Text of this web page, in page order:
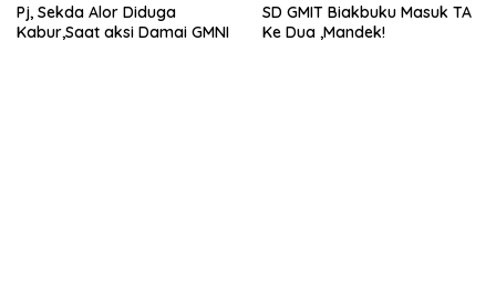
Pj, Sekda Alor Diduga
Kabur,Saat aksi Damai GMNI
SD GMIT Biakbuku Masuk TA
Ke Dua ,Mandek!